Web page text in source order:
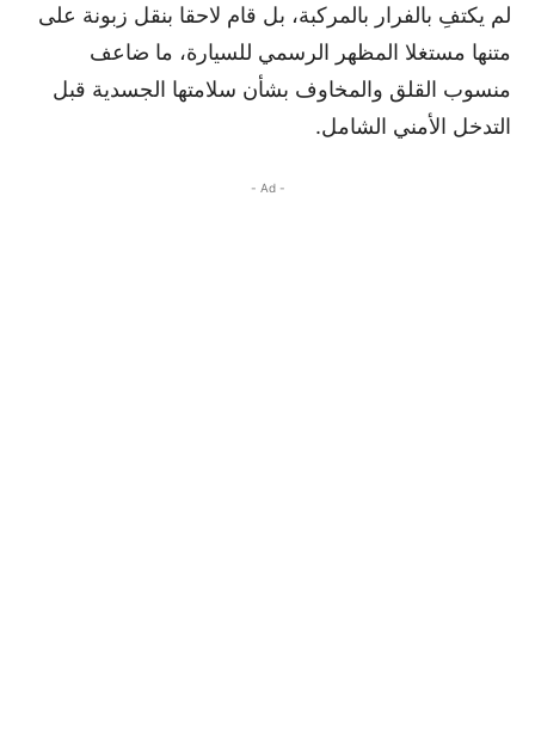
لم يكتفِ بالفرار بالمركبة، بل قام لاحقا بنقل زبونة على
متنها مستغلا المظهر الرسمي للسيارة، ما ضاعف
منسوب القلق والمخاوف بشأن سلامتها الجسدية قبل
التدخل الأمني الشامل.
- Ad -